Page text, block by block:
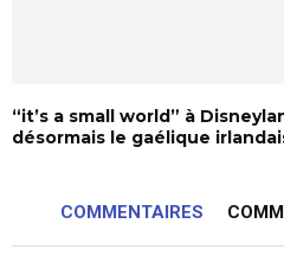
“it’s a small world” à
désormais le gaélique
COMMENTAIRES